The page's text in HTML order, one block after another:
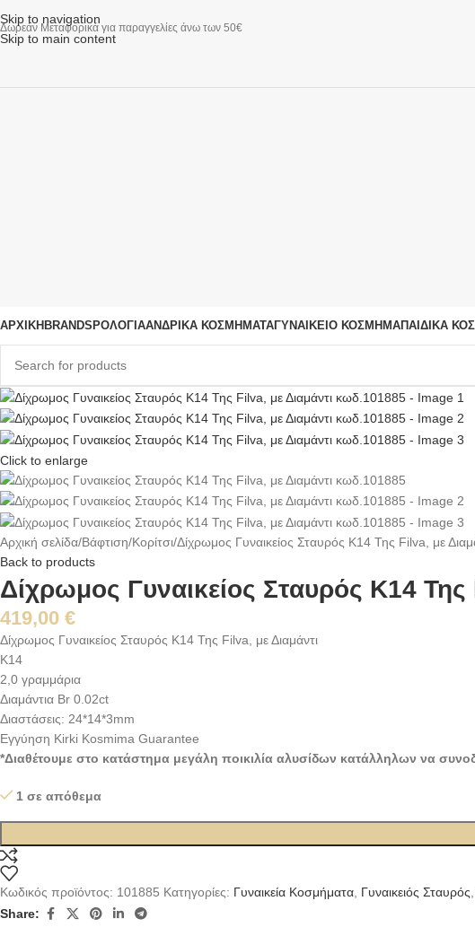
Skip to navigation
Skip to main content
Δωρεάν Μεταφορικά για παραγγελίες άνω των 50€
ΑΡΧΙΚΗ BRANDS ΡΟΛΌΓΙΑΑΝΔΡΙΚΆ ΚΟΣΜΉΜΑΤΑΓΥΝΑΙΚΕΊΟ ΚΟΣΜΉΜΑΠΑΙΔΙΚΆ
Click to enlarge
Αρχική σελίδα Βάφτιση Κορίτσι Δίχρωμος Γυναικείος Σταυρός Κ14 Της Filva, με
Back to products
Δίχρωμος Γυναικείος Σταυρός Κ14
419,00 €
Δίχρωμος Γυναικείος Σταυρός Κ14 Της Filva, με Διαμάντι
Κ14
2,0 γραμμάρια
Διαμάντια Br 0.02ct
Διαστάσεις: 24*14*3mm
Εγγύηση Kirki Kosmima Guarantee
*Διαθέτουμε στο κατάστημα μεγάλη ποικιλία αλυσίδων κατάλληλων να
1 σε απόθεμα
Κωδικός προϊόντος: 101885 Κατηγορίες: Γυναικεία Κοσμήματα Γυναικειός Σταυρός
Share: